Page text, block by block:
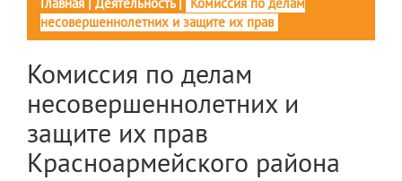
несовершеннолетних и защите их прав
Комиссия по делам
несовершеннолетних и
защите их прав
Красноармейского района